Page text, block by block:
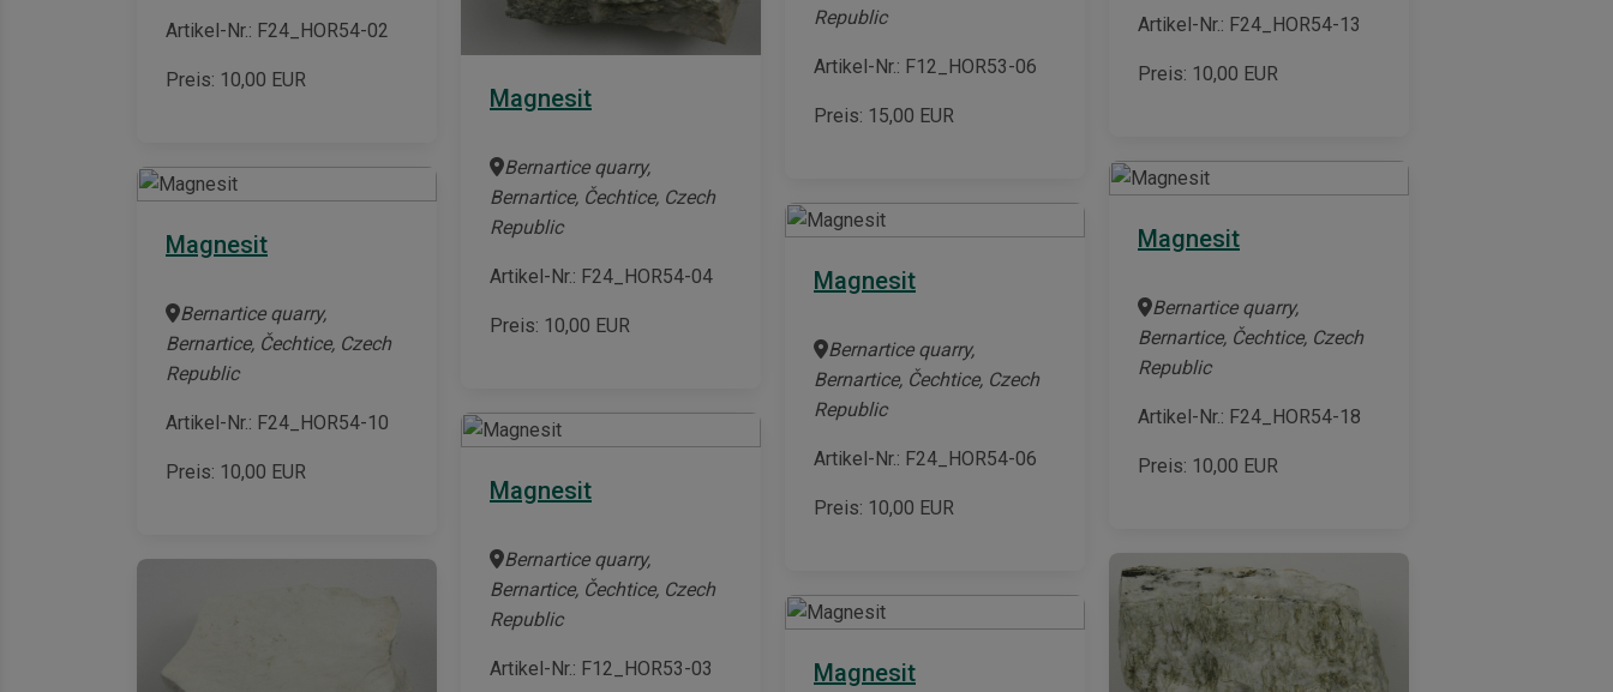
Republic
Artikel-Nr.: F12_HOR53-06
Preis: 15,00 EUR
Artikel-Nr.: F24_HOR54-13
Preis: 10,00 EUR
Artikel-Nr.: F24_HOR54-02
Preis: 10,00 EUR
Magnesit
Bernartice quarry,
Bernartice, Čechtice, Czech
Republic
Artikel-Nr.: F24_HOR54-04
Preis: 10,00 EUR
Magnesit
Bernartice quarry,
Bernartice, Čechtice, Czech
Republic
Artikel-Nr.: F24_HOR54-06
Preis: 10,00 EUR
Magnesit
Bernartice quarry,
Bernartice, Čechtice, Czech
Republic
Artikel-Nr.: F24_HOR54-18
Preis: 10,00 EUR
Magnesit
Bernartice quarry,
Bernartice, Čechtice, Czech
Republic
Artikel-Nr.: F24_HOR54-10
Preis: 10,00 EUR
Magnesit
Bernartice quarry,
Bernartice, Čechtice, Czech
Republic
Artikel-Nr.: F12_HOR53-03 Magnesit